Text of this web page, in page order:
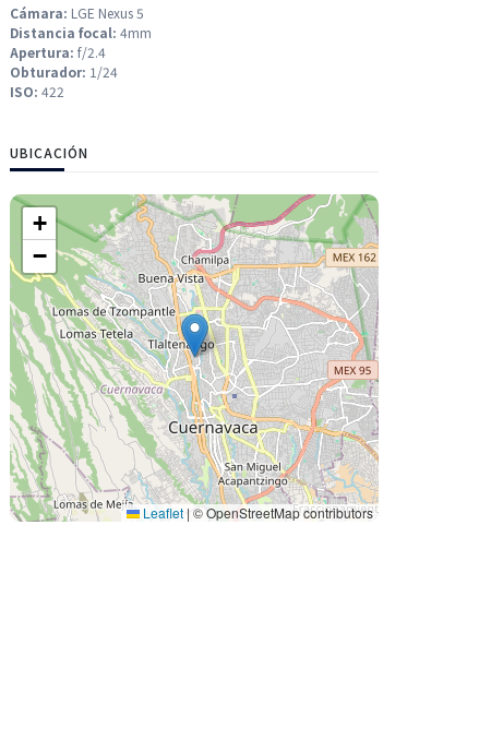
Cámara: LGE Nexus 5
Distancia focal: 4mm
Apertura: f/2.4
Obturador: 1/24
ISO: 422
UBICACIÓN
+
−
Leaflet | © OpenStreetMap contributors